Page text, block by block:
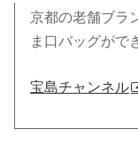
京都の老舗ブラ
ま口バッグがで
宝島チャンネル